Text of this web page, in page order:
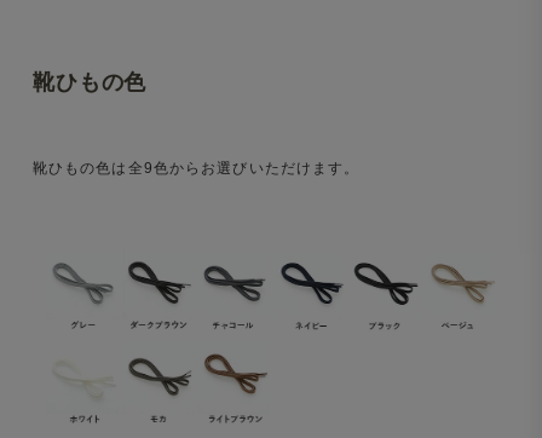
靴ひもの色
靴ひもの色は全9色からお選びいただけます。